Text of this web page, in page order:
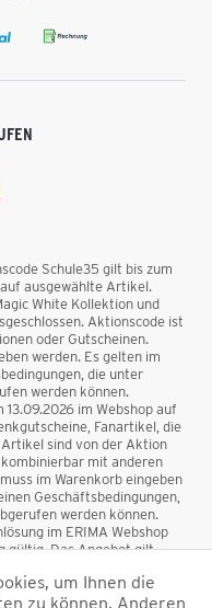
Schule35 gilt bis zum
auf ausgewählte Artikel.
White Kollektion und
Aktionscode ist
oder Gutscheinen.
werden. Es gelten im
die unter
werden können.
im Webshop auf
Fanartikel, die
sind von der Aktion
mit anderen
im Warenkorb eingeben
Geschäftsbedingungen,
werden können.
im ERIMA Webshop
gültig. Das Angebot gilt
ausgeschlossen. Der
oder Gutscheinen
um Ihnen die
zu können. Anderen